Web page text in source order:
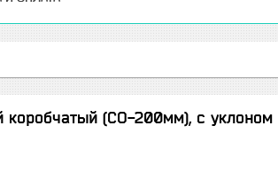
(СО-200мм), с уклоном